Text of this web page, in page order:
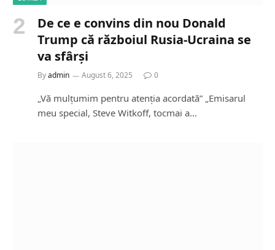
De ce e convins din nou Donald
Trump că războiul Rusia-Ucraina se
va sfârși
Byadmin August 6, 2025 0
„Vă mulțumim pentru atenția acordată” „Emisarul
meu special, Steve Witkoff, tocmai a…